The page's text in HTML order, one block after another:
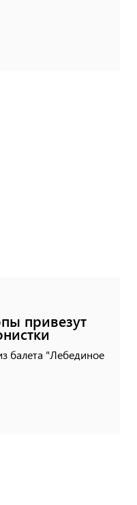
привезут
балета "Лебединое